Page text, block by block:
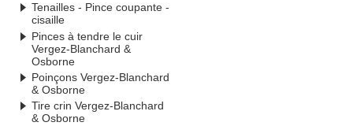
Tenailles - Pince coupante -
cisaille
Pinces à tendre le cuir
Vergez-Blanchard &
Osborne
Poinçons Vergez-Blanchard
& Osborne
Tire crin Vergez-Blanchard
& Osborne